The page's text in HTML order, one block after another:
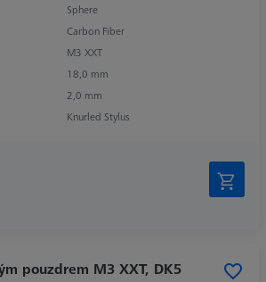
Sphere
Carbon Fiber
M3 XXT
18,0 mm
2,0 mm
Knurled Stylus
pouzdrem M3 XXT, DK5